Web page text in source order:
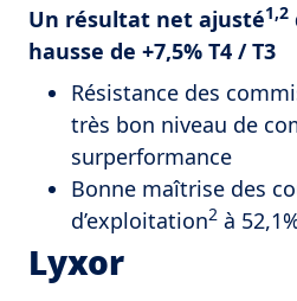
Un résultat net ajusté1,2
hausse de +7,5% T4 / T3
Résistance des
très bon niveau de
surperformance
Bonne maîtrise des
d’exploitation2 à
Lyxor